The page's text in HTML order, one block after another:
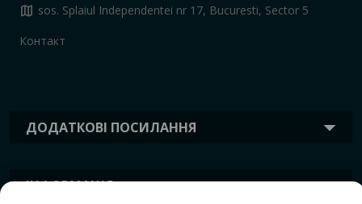
ДОДАТКОВІ ПОСИЛАННЯ
ІНФОРМАЦІЯ
map sos. Splaiul Independentei nr 17, Bucuresti, Sector 5
Контакт